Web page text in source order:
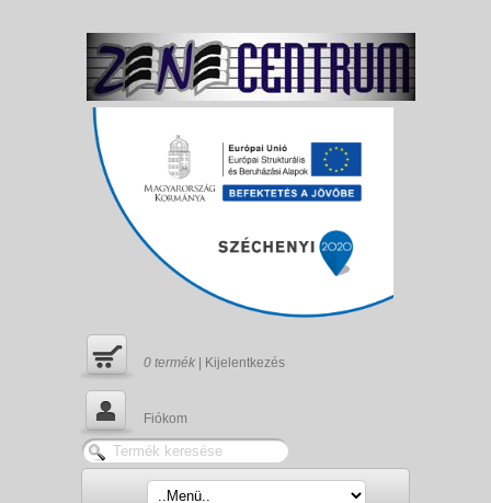
0 termék Kijelentkezés
Fiókom